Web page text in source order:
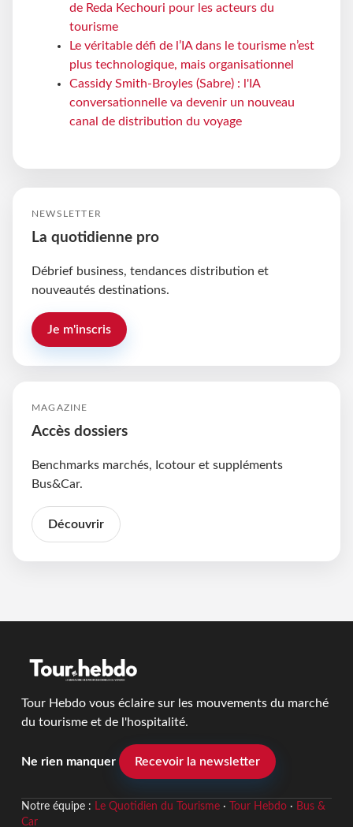
de Reda Kechouri pour les acteurs du
tourisme
Le véritable défi de l’IA dans le tourisme n’est
plus technologique, mais organisationnel
Cassidy Smith-Broyles (Sabre) : l'IA
conversationnelle va devenir un nouveau
canal de distribution du voyage
NEWSLETTER
La quotidienne pro
Débrief business, tendances distribution et
nouveautés destinations.
Je m'inscris
MAGAZINE
Accès dossiers
Benchmarks marchés, Icotour et suppléments
Bus&Car.
Découvrir
Tour Hebdo vous éclaire sur les mouvements du marché
du tourisme et de l'hospitalité.
Ne rien manquer Recevoir la newsletter
Notre équipe : Le Quotidien du Tourisme· Tour Hebdo· Bus &
Car